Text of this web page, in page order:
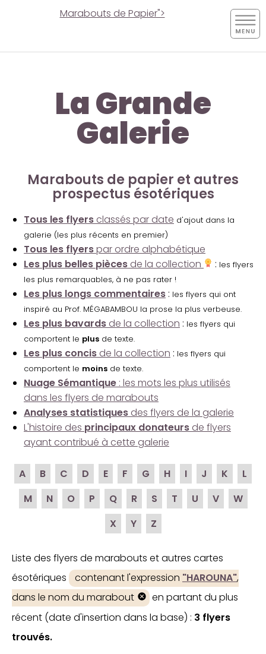
Marabouts de Papier">
La Grande
Galerie
Marabouts de papier et autres
prospectus ésotériques
Tous les flyers classés par date d'ajout dans la
galerie (les plus récents en premier)
Tous les flyerspar ordre alphabétique
Les plus belles pièces de la collection : les flyers
les plus remarquables, à ne pas rater !
Les plus longs commentaires : les flyers qui ont
inspiré au Prof. MÉGABAMBOU la prose la plus verbeuse.
Les plus bavards de la collection : les flyers qui
comportent le plus de texte.
Les plus concis de la collection : les flyers qui
comportent le moins de texte.
Nuage Sémantique : les mots les plus utilisés
dans les flyers de marabouts
Analyses statistiques des flyers de la galerie
L'histoire des principaux donateurs de flyers
ayant contribué à cette galerie
A B C D E F G H I J K
L
M
N O P Q R S T U V
W
X
Y Z
Liste des flyers de marabouts et autres cartes
ésotériques
contenant l'expression "HAROUNA",
dans le nom du marabout
en partant du plus
récent (date d'insertion dans la base) : 3 flyers
trouvés.